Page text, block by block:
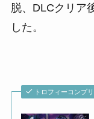
脱、DLCクリア
した。
トロフィーコンプ